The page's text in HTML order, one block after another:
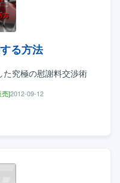
る方法
究極の慰謝料交渉術
売]2012-09-12